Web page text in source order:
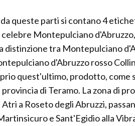
da queste parti si contano 4
celebre Montepulciano
distinzione tra Montepulciano
d'Abruzzo rosso
quest'ultimo, prodotto, come
di Teramo. La zona di
a Roseto degli Abruzzi,
e Sant'Egidio alla